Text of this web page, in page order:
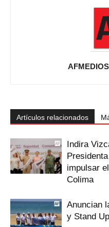
Artículos relacionados
Indira
impulsar
Colima
Anuncian
y Stand